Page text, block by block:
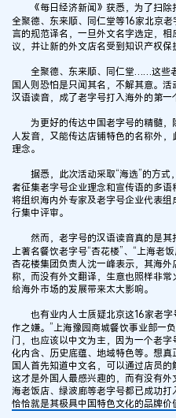
《每日经济新闻》获悉，为了扫除
全聚德、东来顺、同仁堂等16家北京
言的规范译名，一旦外文名字选定，
议，并让新的外文店名受到知识产权保
全聚德、东来顺、同仁堂……这些老
国人则恐怕是只闻其名，不解其意。
汉语读音，成了老字号打入海外的第一
为更好的传达中国老字号的精髓，
人发音，又能传达店铺特色的名称外
理念。
据悉，此次活动采取“海选”的方式
者征集老字号企业理念和宣传语的多
将组织海内外专家及老字号企业代表
行集中评审。
然而，老字号的汉语读音真的是其
上著名餐饮老字号“杏花楼”、“上海老
杏花楼集团负责人沈一峰表示，其海
称，而没有外文翻译，生意也照样非
给海外市场的发展带来太大影响。
也有业内人士质疑北京这16家老字
作之嫌。”上海豫园商城餐饮事业部一
门，也应该以中文为主，因为一个老
化内含、历史底蕴、地域特色等。想
国人首先知道中文名，可以通过店员的
这才是外国人最感兴趣的，而有没有
海老饭店、绿波廊等老字号都已成功
恰恰就是其极具中国特色文化的品牌价